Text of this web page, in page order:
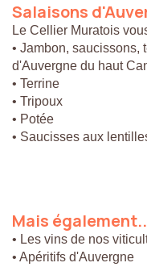
Salaisons
Le Cellier Muratois
• Jambon, saucissons,
d'Auvergne du haut
• Terrine
• Tripoux
• Potée
• Saucisses aux
Mais
• Les vins de nos
• Apéritifs d'Auvergne